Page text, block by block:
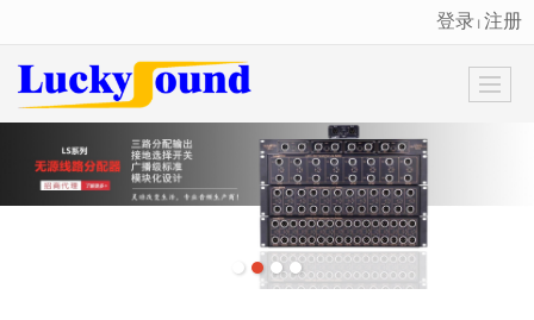
很遗憾，因您的浏览器版本过低导致无法获得最佳浏览体验，推荐下载安装谷歌浏览器！
登录 丨 注册